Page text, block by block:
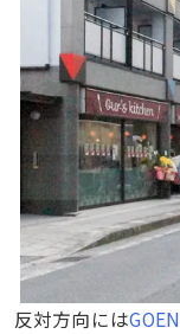
反対方向にはGOEN